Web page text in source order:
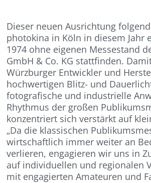
Dieser neuen Ausrichtung
photokina in Köln in diesem Jahr
1974 ohne eigenen Messestand
GmbH & Co. KG stattfinden.
Würzburger Entwickler und
hochwertigen Blitz- und
fotografische und industrielle
Rhythmus der großen
konzentriert sich verstärkt auf
„Da die klassischen
wirtschaftlich immer weiter an
verlieren, engagieren wir uns in
auf individuellen und regionalen
mit engagierten Amateuren und